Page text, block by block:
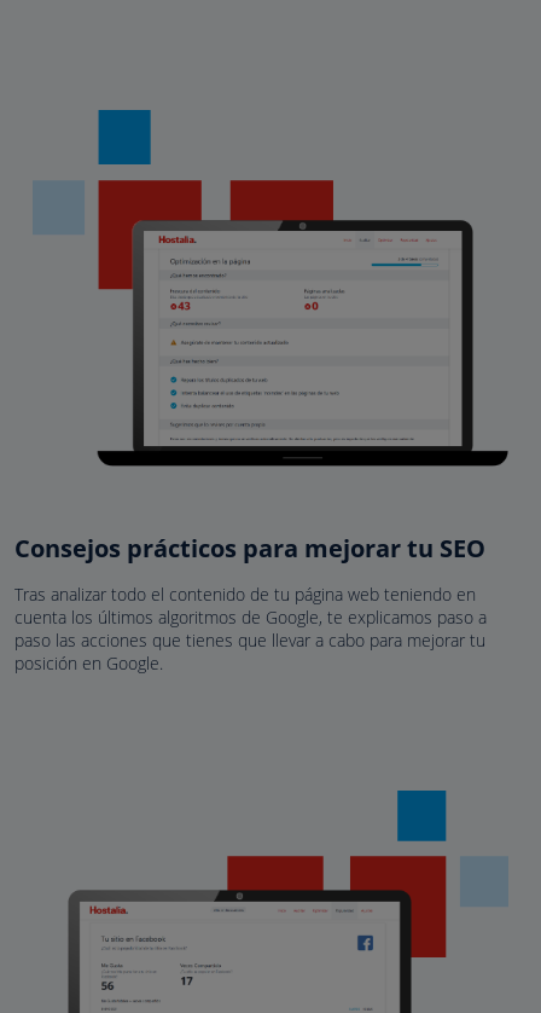
Consejos prácticos para mejorar tu SEO
Tras analizar todo el contenido de tu página web teniendo en
cuenta los últimos algoritmos de Google, te explicamos paso a
paso las acciones que tienes que llevar a cabo para mejorar tu
posición en Google.